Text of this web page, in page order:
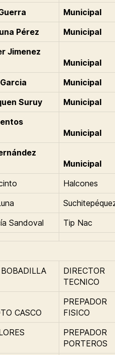
Municipal
Pérez Municipal
Jimenez
Municipal
Municipal
Suruy Municipal
Municipal
Municipal
Halcones
Sandoval Tip Nac
DIRECTOR
TECNICO
CASCO
PREPADOR
FISICO
PREPADOR
PORTEROS